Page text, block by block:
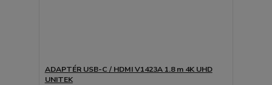
ADAPTÉR USB-C / HDMI V1423A 1.8 m 4K UHD
UNITEK